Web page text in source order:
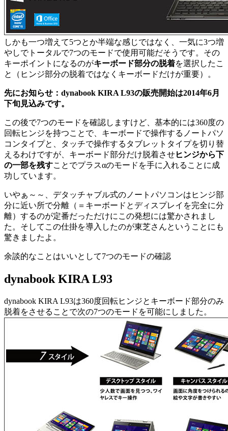
しかも一つ増えて5つとか半端な感じではなく、一気に3つ増
やしでトータルで7つのモードで使用可能だそうです。その
キーポイントになるのがキーボード部分の脱着を選択したこ
と（ヒンジ部分の脱着ではなくキーボードだけが重要）。
先にお知らせ：dynabook KIRA L93の販売開始は2014年6月
下旬見込みです。
この後で7つのモードを確認しますけど、基本的には360度の
回転ヒンジを持つことで、キーボードで操作するノートパソ
コンタイプと、タッチで操作するタブレットタイプを切り替
えるわけですが、キーボード部分だけ脱着させヒンジから下
の一部を残すことでプラスαのモードを手に入れることに成
功しています。
いやぁ～～、デタッチャブル式のノートパソコンはヒンジ部
分に近い所で分離（＝キーボードとディスプレイを完全に分
離）するのが定番だっただけにこの発想には驚かされまし
た。そしてこの仕掛を導入したのが東芝さんということにも
驚きましたよ。
余談的なことはいいとして7つのモードの確認
dynabook KIRA L93
dynabook KIRA L93は360度回転ヒンジとキーボード部分のみ
脱着をさせることで次の7つのモードを可能にしました。